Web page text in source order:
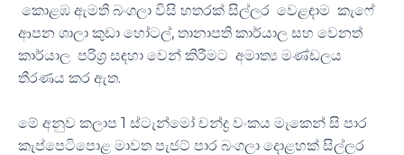
කොළඹ ඇමති බංගලා විසි හතරක් සිල්ලර වෙළඳාම කැෆේ
ආපන ශාලා කුඩා හෝටල්, තානාපති කාර්යාල සහ වෙනත්
කාර්යාල පරිශ්‍ර සඳහා වෙන් කිරීමට අමාත්‍ය මණ්ඩලය
තීරණය කර ඇත.
මේ අනුව කලාප 1 ස්ටැන්මෝ චන්ද්‍ර වංකය මැකෙන් සි පාර
කැප්පෙටිපොළ මාවත පැජට් පාර බංගලා දොළහක් සිල්ලර